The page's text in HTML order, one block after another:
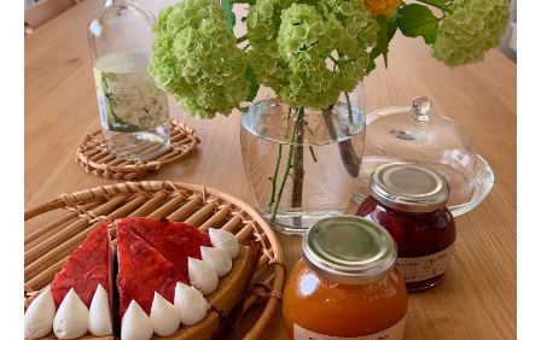
おすすめの記事
コラム
インテリア
キッチン
収納/掃除
暮らし